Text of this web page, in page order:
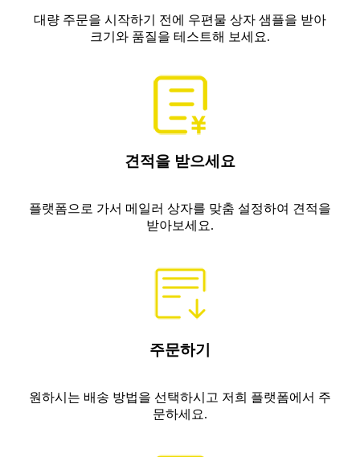
대량 주문을 시작하기 전에 우편물 상자 샘플을 받아
크기와 품질을 테스트해 보세요.
견적을 받으세요
플랫폼으로 가서 메일러 상자를 맞춤 설정하여 견적을
받아보세요.
주문하기
원하시는 배송 방법을 선택하시고 저희 플랫폼에서 주
문하세요.